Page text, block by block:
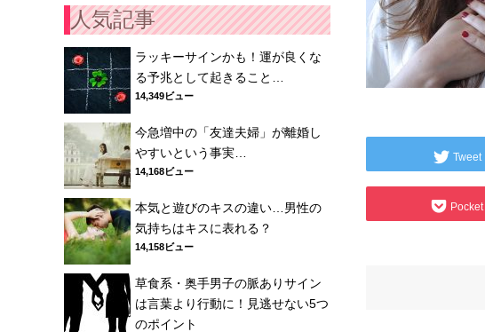
Tweet
Pocket
人気記事
ラッキーサインかも！運が良くな
る予兆として起きること…
14,349ビュー
今急増中の「友達夫婦」が離婚し
やすいという事実…
14,168ビュー
本気と遊びのキスの違い…男性の
気持ちはキスに表れる？
14,158ビュー
草食系・奥手男子の脈ありサイン
は言葉より行動に！見逃せない5つ
のポイント